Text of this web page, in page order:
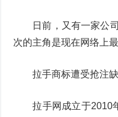
日前，又有一家公
次的主角是现在网络上
拉手商标遭受抢注缺
拉手网成立于2010